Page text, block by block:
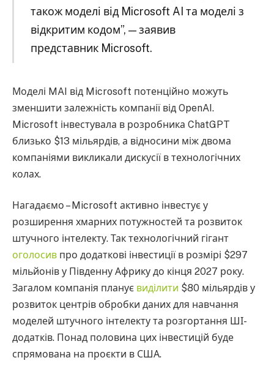
також моделі від Microsoft AI та моделі з
відкритим кодом”, — заявив
представник Microsoft.
Моделі MAI від Microsoft потенційно можуть
зменшити залежність компанії від OpenAI.
Microsoft інвестувала в розробника ChatGPT
близько $13 мільярдів, а відносини між двома
компаніями викликали дискусії в технологічних
колах.
Нагадаємо – Microsoft активно інвестує у
розширення хмарних потужностей та розвиток
штучного інтелекту. Так технологічний гігант
оголосив про додаткові інвестиції в розмірі $297
мільйонів у Південну Африку до кінця 2027 року.
Загалом компанія планує виділити $80 мільярдів у
розвиток центрів обробки даних для навчання
моделей штучного інтелекту та розгортання ШІ-
додатків. Понад половина цих інвестицій буде
спрямована на проєкти в США.